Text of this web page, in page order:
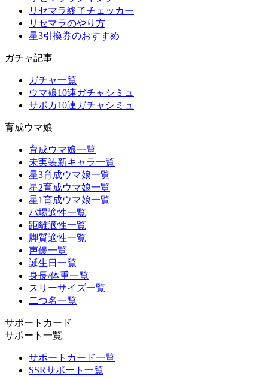
リセマラ終了チェッカー
リセマラのやり方
星3引換券のおすすめ
ガチャ記事
ガチャ一覧
ウマ娘10連ガチャシミュ
サポカ10連ガチャシミュ
育成ウマ娘
育成ウマ娘一覧
未実装新キャラ一覧
星3育成ウマ娘一覧
星2育成ウマ娘一覧
星1育成ウマ娘一覧
バ場適性一覧
距離適性一覧
脚質適性一覧
声優一覧
誕生日一覧
身長/体重一覧
スリーサイズ一覧
二つ名一覧
サポートカード
サポート一覧
サポートカード一覧
SSRサポート一覧